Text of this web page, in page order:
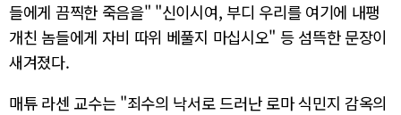
들에게 끔찍한 죽음을" "신이시여, 부디 우리를 여기에 내팽
개친 놈들에게 자비 따위 베풀지 마십시오" 등 섬뜩한 문장이
새겨졌다.
매튜 라센 교수는 "죄수의 낙서로 드러난 로마 식민지 감옥의